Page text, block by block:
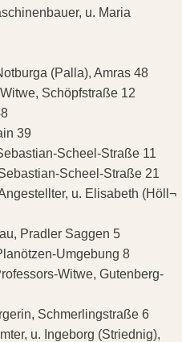
u. Maria
(Palla), Amras 48
Schöpfstraße 12
39
Scheel-Straße 11
Scheel-Straße 21
u. Elisabeth (Höll¬
Pradler Saggen 5
Umgebung 8
Witwe, Gutenberg-
Schmerlingstraße 6
u. Ingeborg (Striednig),